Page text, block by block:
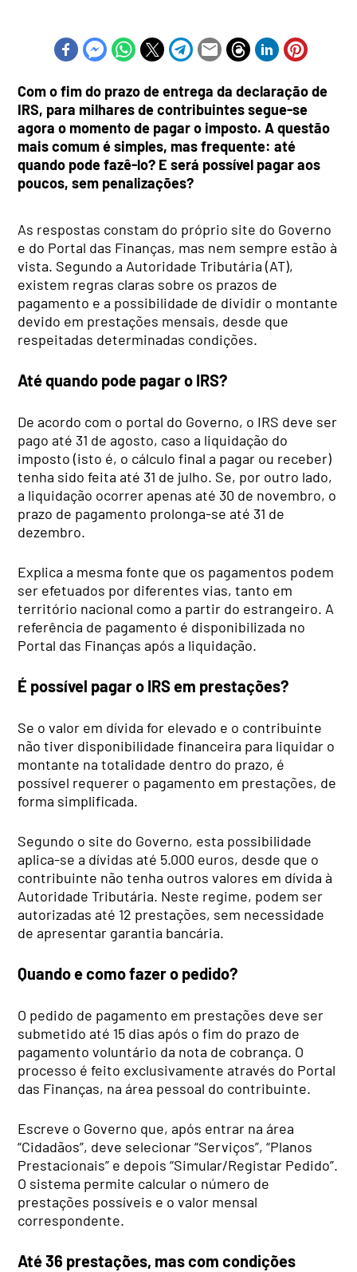
Com o fim do prazo de entrega da declaração de
IRS, para milhares de contribuintes segue-se
agora o momento de pagar o imposto. A questão
mais comum é simples, mas frequente: até
quando pode fazê-lo? E será possível pagar aos
poucos, sem penalizações?
As respostas constam do próprio site do Governo
e do Portal das Finanças, mas nem sempre estão à
vista. Segundo a Autoridade Tributária (AT),
existem regras claras sobre os prazos de
pagamento e a possibilidade de dividir o montante
devido em prestações mensais, desde que
respeitadas determinadas condições.
Até quando pode pagar o IRS?
De acordo com o portal do Governo, o IRS deve ser
pago até 31 de agosto, caso a liquidação do
imposto (isto é, o cálculo final a pagar ou receber)
tenha sido feita até 31 de julho. Se, por outro lado,
a liquidação ocorrer apenas até 30 de novembro, o
prazo de pagamento prolonga-se até 31 de
dezembro.
Explica a mesma fonte que os pagamentos podem
ser efetuados por diferentes vias, tanto em
território nacional como a partir do estrangeiro. A
referência de pagamento é disponibilizada no
Portal das Finanças após a liquidação.
É possível pagar o IRS em prestações?
Se o valor em dívida for elevado e o contribuinte
não tiver disponibilidade financeira para liquidar o
montante na totalidade dentro do prazo, é
possível requerer o pagamento em prestações, de
forma simplificada.
Segundo o site do Governo, esta possibilidade
aplica-se a dívidas até 5.000 euros, desde que o
contribuinte não tenha outros valores em dívida à
Autoridade Tributária. Neste regime, podem ser
autorizadas até 12 prestações, sem necessidade
de apresentar garantia bancária.
Quando e como fazer o pedido?
O pedido de pagamento em prestações deve ser
submetido até 15 dias após o fim do prazo de
pagamento voluntário da nota de cobrança. O
processo é feito exclusivamente através do Portal
das Finanças, na área pessoal do contribuinte.
Escreve o Governo que, após entrar na área
“Cidadãos”, deve selecionar “Serviços”, “Planos
Prestacionais” e depois “Simular/Registar Pedido”.
O sistema permite calcular o número de
prestações possíveis e o valor mensal
correspondente.
Até 36 prestações, mas com condições